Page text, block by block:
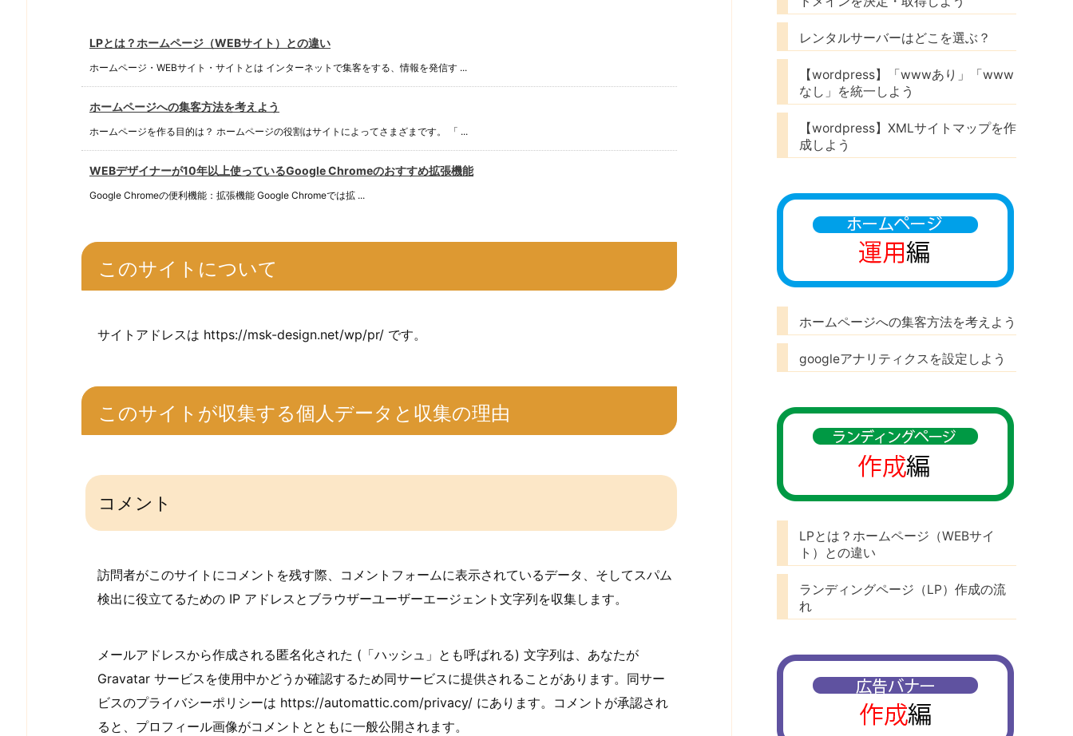
LPとは？ホームページ（WEBサイト）との違い
ホームページ・WEBサイト・サイトとは インターネットで集客をする、情報を発信す ...
ホームページへの集客方法を考えよう
ホームページを作る目的は？ ホームページの役割はサイトによってさまざまです。 「 ...
WEBデザイナーが10年以上使っているGoogle Chromeのおすすめ拡張機能
Google Chromeの便利機能：拡張機能 Google Chromeでは拡 ...
このサイトについて
サイトアドレスは https://msk-design.net/wp/pr/ です。
このサイトが収集する個人データと収集の理由
コメント
訪問者がこのサイトにコメントを残す際、コメントフォームに表示されているデータ、そしてスパム
検出に役立てるための IP アドレスとブラウザーユーザーエージェント文字列を収集します。
メールアドレスから作成される匿名化された (「ハッシュ」とも呼ばれる) 文字列は、あなたが
Gravatar サービスを使用中かどうか確認するため同サービスに提供されることがあります。同サー
ビスのプライバシーポリシーは https://automattic.com/privacy/ にあります。コメントが承認され
ると、プロフィール画像がコメントとともに一般公開されます。
レンタルサーバーはどこを選ぶ？
【wordpress】「wwwあり」「www
なし」を統一しよう
【wordpress】XMLサイトマップを作
成しよう
ホームページへの集客方法を考えよう
googleアナリティクスを設定しよう
LPとは？ホームページ（WEBサイ
ト）との違い
ランディングページ（LP）作成の流
れ